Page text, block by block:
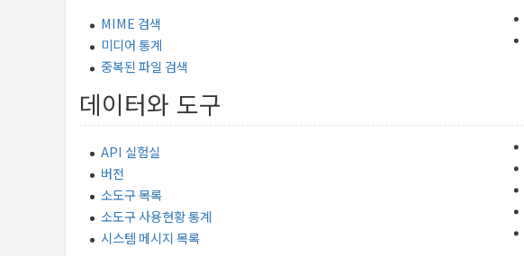
MIME 검색
미디어 통계
중복된 파일 검색
데이터와 도구
API 실험실
버전
소도구 목록
소도구 사용현황 통계
시스템 메시지 목록